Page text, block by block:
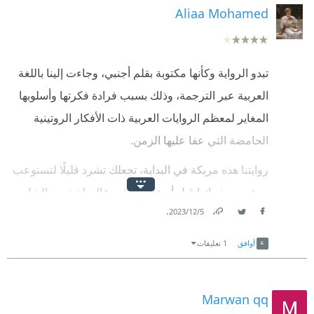
Aliaa Mohamed
تبدو الرواية وكأنها مكتوبة بقلم أجنبي، وجاءت إلينا باللغة
العربية عبر الترجمة، وذلك بسبب فرادة فكرتها وأسلوبها
المغاير لمعظم الروايات العربية ذات الأفكار الروتينية
الحامضة التي عفا عليها الزمن.
روايتنا هذه مربكة في البداية، تجعلك تشرد قليلًا لتستوعب
محتوى صفحاتها قبل أن تغرقك في عالم لذيذ من الشاي،
ولأن اللذة لا يمكن تقديمها منفردة، فلابد من وجود ثمن،
حيث القتل وبنات القمر وخطط الاغتيالات وأعمال العنف،
وبعض من الشهوة والحب.
5‏/12‏/2023
.
أوافق 1 تعليقات
Marwan qq